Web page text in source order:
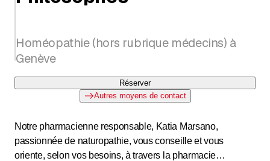
Homéopathie (hors rubrique médecins) à
Genève
Réserver
Autres moyens de contact
Notre pharmacienne responsable, Katia Marsano,
passionnée de naturopathie, vous conseille et vous
oriente, selon vos besoins, à travers la pharmacie